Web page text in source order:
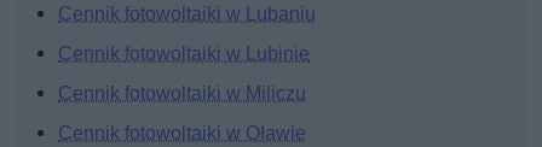
Cennik fotowoltaiki w Lubaniu
Cennik fotowoltaiki w Lubinie
Cennik fotowoltaiki w Miliczu
Cennik fotowoltaiki w Oławie